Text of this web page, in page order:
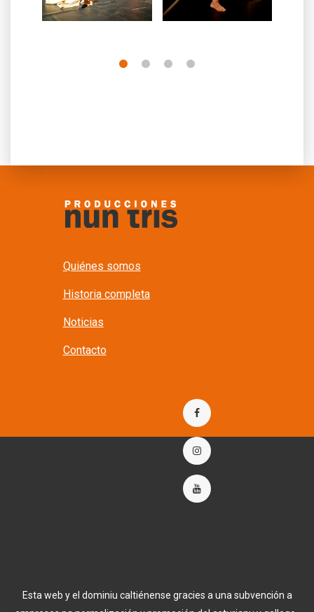
Quiénes somos
Historia completa
Noticias
Contacto
Esta web y el dominiu caltiénense gracies a una subvención a